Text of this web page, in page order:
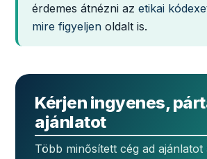
érdemes átnézni az etikai
mire figyeljen oldalt is.
Kérjen ingyenes,
ajánlatot
Több minősített cég ad ajánlatot